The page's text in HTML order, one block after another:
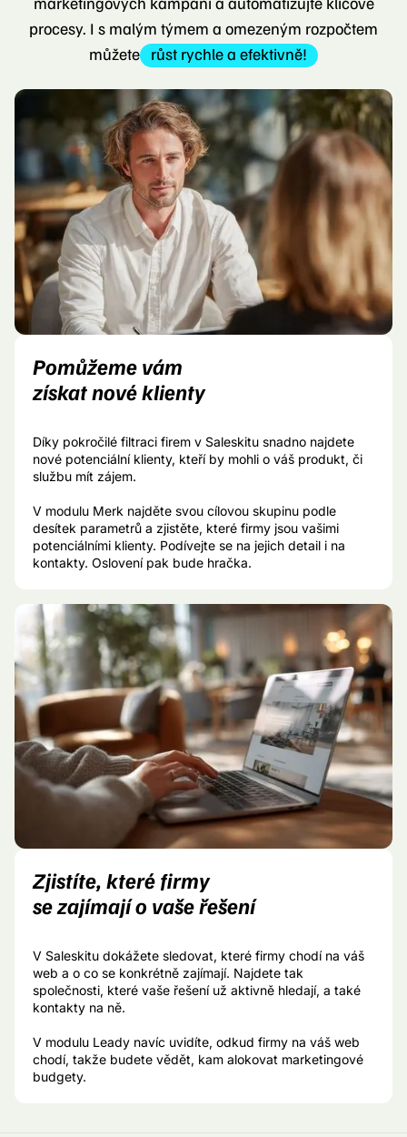
procesy. I s malým týmem a omezeným rozpočtem
můžete růst rychle a efektivně!
Pomůžeme vám
získat nové klienty
Díky pokročilé filtraci firem v Saleskitu snadno najdete
nové potenciální klienty, kteří by mohli o váš produkt, či
službu mít zájem.
V modulu Merk najděte svou cílovou skupinu podle
desítek parametrů a zjistěte, které firmy jsou vašimi
potenciálními klienty. Podívejte se na jejich detail i na
kontakty. Oslovení pak bude hračka.
Zjistíte, které firmy
se zajímají o vaše řešení
V Saleskitu dokážete sledovat, které firmy chodí na váš
web a o co se konkrétně zajímají. Najdete tak
společnosti, které vaše řešení už aktivně hledají, a také
kontakty na ně.
V modulu Leady navíc uvidíte, odkud firmy na váš web
chodí, takže budete vědět, kam alokovat marketingové
budgety.